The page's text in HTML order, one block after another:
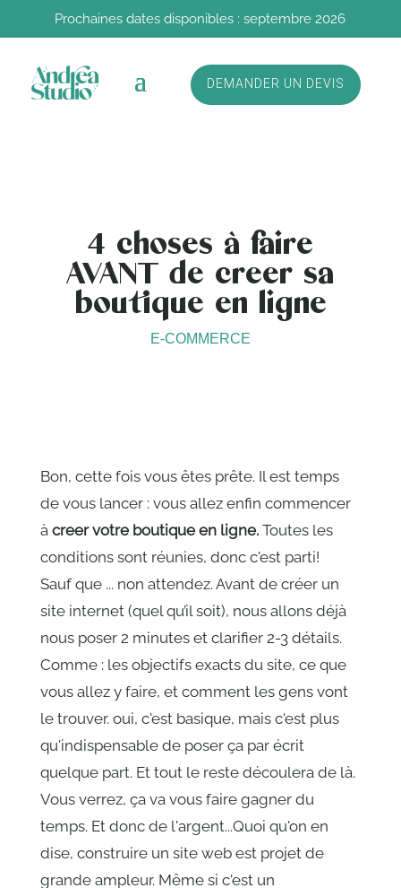
Prochaines dates disponibles : septembre 2026
DEMANDER UN DEVIS
4 choses à faire
AVANT de creer sa
boutique en ligne
E-COMMERCE
Bon, cette fois vous êtes prête. Il est temps
de vous lancer : vous allez enfin commencer
à creer votre boutique en ligne.Toutes les
conditions sont réunies, donc c'est parti!
Sauf que ... non attendez. Avant de créer un
site internet (quel qu’il soit), nous allons déjà
nous poser 2 minutes et clarifier 2-3 détails.
Comme : les objectifs exacts du site, ce que
vous allez y faire, et comment les gens vont
le trouver. oui, c'est basique, mais c'est plus
qu'indispensable de poser ça par écrit
quelque part. Et tout le reste découlera de là.
Vous verrez, ça va vous faire gagner du
temps. Et donc de l'argent...Quoi qu'on en
dise, construire un site web est projet de
grande ampleur. Même si c'est un